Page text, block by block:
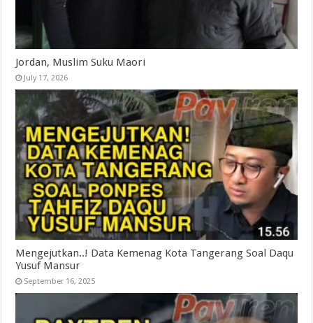
Jordan, Muslim Suku Maori
July 17, 2026
Mengejutkan..! Data Kemenag Kota Tangerang Soal Daqu
Yusuf Mansur
September 16, 2025